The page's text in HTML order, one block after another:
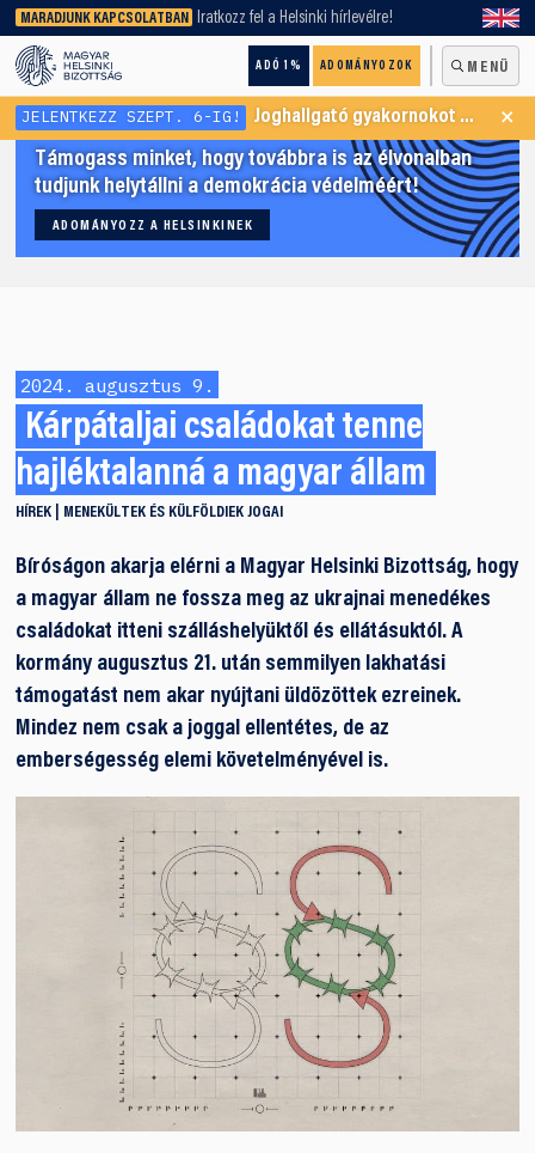
MARADJUNK KAPCSOLATBAN Iratkozz fel a Helsinki hírlevélre!
ADÓ 1% ADOMÁNYOZOK MENÜ
keresőnket!
JELENTKEZZ SZEPT. 6-IG! Joghallgató gyakornokot keresünk Menekültügyi Programunkba ×
Támogass minket, hogy továbbra is az élvonalban
tudjunk helytállni a demokrácia védelméért!
ADOMÁNYOZZ A HELSINKINEK
2024. augusztus 9.
Kárpátaljai családokat tenne
hajléktalanná a magyar állam
HÍREK MENEKÜLTEK ÉS KÜLFÖLDIEK JOGAI
Bíróságon akarja elérni a Magyar Helsinki Bizottság, hogy
a magyar állam ne fossza meg az ukrajnai menedékes
családokat itteni szálláshelyüktől és ellátásuktól. A
kormány augusztus 21. után semmilyen lakhatási
támogatást nem akar nyújtani üldözöttek ezreinek.
Mindez nem csak a joggal ellentétes, de az
emberségesség elemi követelményével is.